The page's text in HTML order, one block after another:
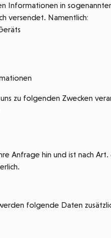
Informationen in
versendet. Namentlich:
zu folgenden Zwecken
Anfrage hin und ist nach
folgende Daten